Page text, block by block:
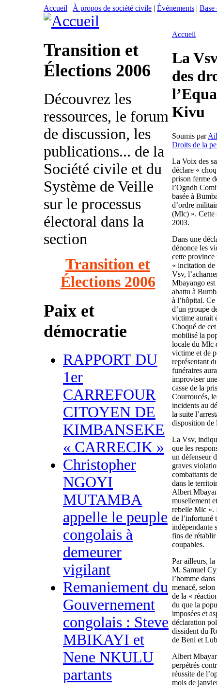
Accueil | À propos de société civile | Événements | Base
Transition et
Élections 2006
Découvrez les
ressources, le forum
de discussion, les
publications... de la
Société civile et du
Système de Veille
sur le processus
électoral dans la
section
Transition et
Élections 2006
Paix et
démocratie
RAPPORT DU
1er
CARREFOUR
CITOYEN DE
KIMBANSEKE
« CARRECIK »
Christopher
NGOYI
MUTAMBA
appelle le peuple
congolais à
demeurer
vigilant
Remaniement du
Gouvernement
congolais : Steve
MBIKAYI et
Nene NKULU
partants
Accueil
La
des
Kivu
Soumis par
Droits de la
La Voix des
déclare «
prison ferme
l’Ogndh
basée à
d’ordre
(Mlc) ». Cette
2003.
Dans une
dénonce les
cette province
« incitation de
Vsv,
Mbayango
abattu à
à l’hôpital. Ce
d’un groupe
victime aurait
Choqué de
mobilisé la
locale du Mlc
victime et de
représentant
funéraires
improviser
casse de la
Courroucés,
incidents au
la suite
disposition de
La Vsv,
que les
un défenseur
graves
combattants
dans le
Albert
musellement
rebelle Mlc ».
de l’infortuné
indépendante
fins de rétablir
coupables.
Par ailleurs,
M. Samuel
l’homme
menacé,
de la «
du que la
imposées et
déclaration
dissident du
de Beni et
Albert
perpétrés
réussite de
mois de